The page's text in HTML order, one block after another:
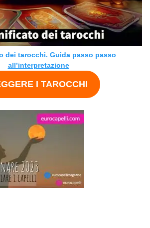
dei tarocchi. Guida passo passo
all’interpretazione
I TAROCCHI